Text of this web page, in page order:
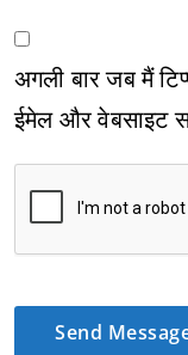
अगली बार जब मैं
ईमेल और वेबसाइट